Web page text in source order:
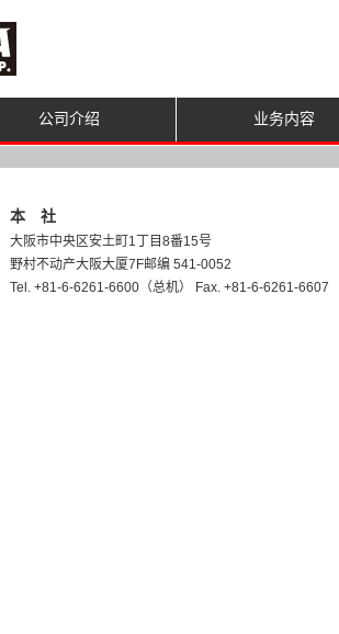
公司介绍 业务内容
本 社
大阪市中央区安土町1丁目8番15号
野村不动产大阪大厦7F邮编 541-0052
Tel. +81-6-6261-6600（总机） Fax. +81-6-6261-6607